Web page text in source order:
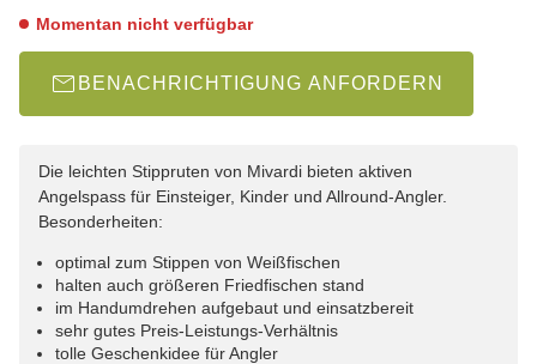
Momentan nicht verfügbar
BENACHRICHTIGUNG ANFORDERN
Die leichten Stippruten von Mivardi bieten aktiven
Angelspass für Einsteiger, Kinder und Allround-Angler.
Besonderheiten:
optimal zum Stippen von Weißfischen
halten auch größeren Friedfischen stand
im Handumdrehen aufgebaut und einsatzbereit
sehr gutes Preis-Leistungs-Verhältnis
tolle Geschenkidee für Angler